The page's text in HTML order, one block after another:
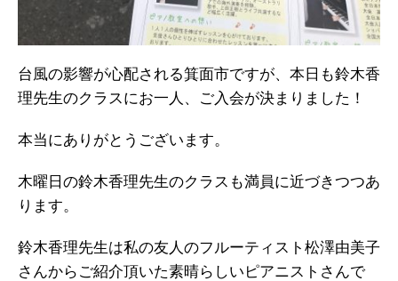
台風の影響が心配される箕面市ですが、本日も鈴木香
理先生のクラスにお一人、ご入会が決まりました！
本当にありがとうございます。
木曜日の鈴木香理先生のクラスも満員に近づきつつあ
ります。
鈴木香理先生は私の友人のフルーティスト松澤由美子
さんからご紹介頂いた素晴らしいピアニストさんで